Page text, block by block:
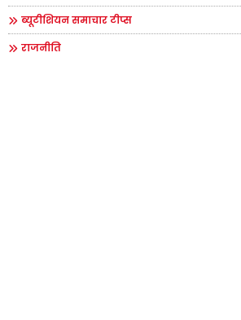
ब्यूटीशियन समाचार टीप्स
राजनीति